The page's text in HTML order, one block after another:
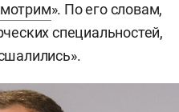
». По его словам,
специальностей,